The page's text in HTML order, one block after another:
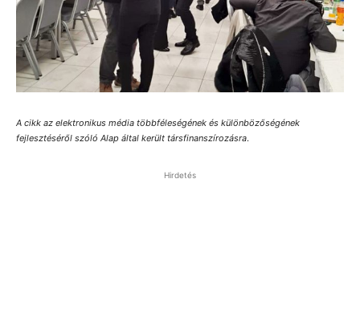
A cikk az elektronikus média többféleségének és különbözőségének
fejlesztéséről szóló Alap által került társfinanszírozásra.
Hirdetés